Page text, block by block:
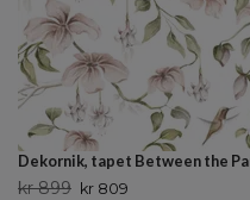
Dekornik, tapet Between the
kr 899 kr 809